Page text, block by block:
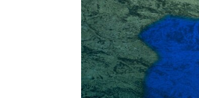
УКРАЇНСЬКА ПРОБЛЕМА КРИМУ